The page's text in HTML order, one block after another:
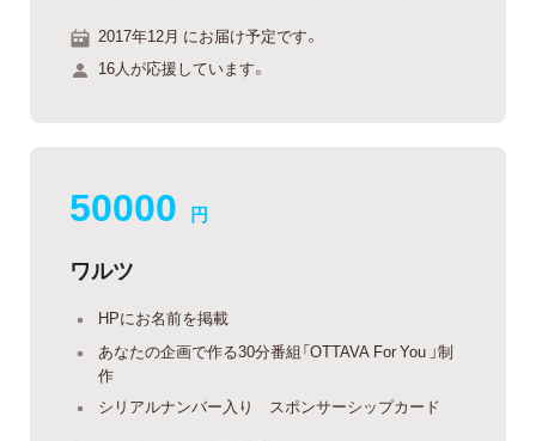
2017年12月 にお届け予定です。
16人が応援しています。
50000 円
ワルツ
HPにお名前を掲載
あなたの企画で作る30分番組「OTTAVA For You 」制
作
シリアルナンバー入り スポンサーシップカード